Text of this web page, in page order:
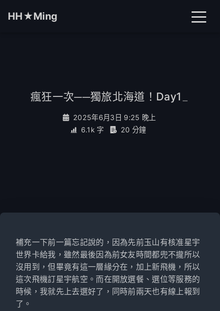
HH★Ming
瘋狂一次──獨旅北海道！Day1
2025年6月3日 9:25 晚上
6.1k 字
20 分鐘
補充一下前一篇忘記說的，因為先前玉山有核准星宇
世界卡給我，雖然最後因為前女友時間都兜不攏所以
沒用到，但畢竟有這一層緣分在，加上新飛機，所以
這次飛機訂星宇航空。而在開放選餐、選位等服務的
時候，我就先上去選好了，同時前兩天也有線上報到
了。